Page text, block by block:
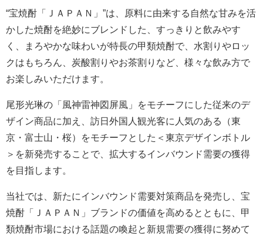
“宝焼酎「ＪＡＰＡＮ」”は、原料に由来する自然な甘みを活
かした焼酎を絶妙にブレンドした、すっきりと飲みやす
く、まろやかな味わいが特長の甲類焼酎で、水割りやロッ
クはもちろん、炭酸割りやお茶割りなど、様々な飲み方で
お楽しみいただけます。
尾形光琳の「風神雷神図屏風」をモチーフにした従来のデ
ザイン商品に加え、訪日外国人観光客に人気のある（東
京・富士山・桜）をモチーフとした＜東京デザインボトル
＞を新発売することで、拡大するインバウンド需要の獲得
を目指します。
当社では、新たにインバウンド需要対策商品を発売し、宝
焼酎「ＪＡＰＡＮ」ブランドの価値を高めるとともに、甲
類焼酎市場における話題の喚起と新規需要の獲得に努めて